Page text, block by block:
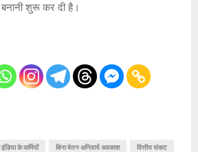
शुरू कर दी है।
के कर्मियों बिना वेतन अनिवार्य अवकाश वित्तीय संकट